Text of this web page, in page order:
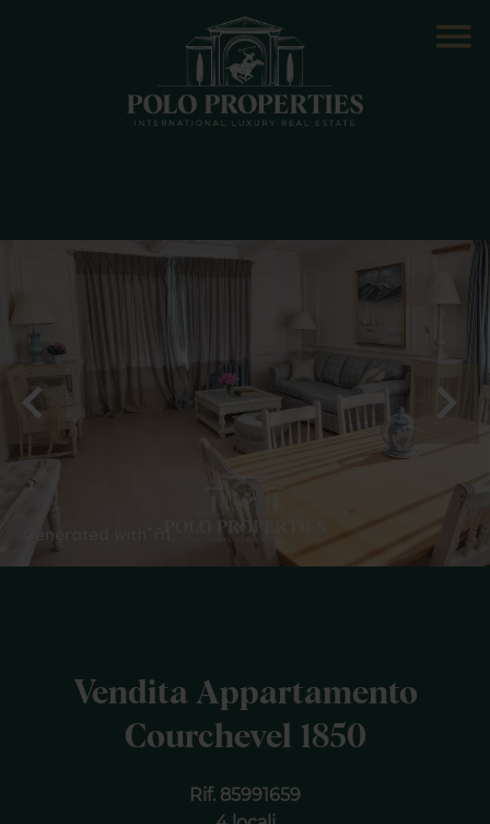
Vendita Appartamento
Courchevel 1850
Rif. 85991659